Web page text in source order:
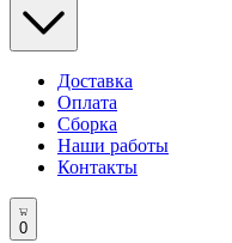
Доставка
Оплата
Сборка
Наши работы
Контакты
0